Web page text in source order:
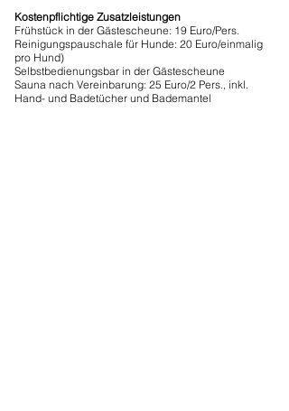
Kostenpflichtige Zusatzleistungen
Frühstück in der Gästescheune: 19 Euro/Pers.
Reinigungspauschale für Hunde: 20 Euro/einmalig
pro Hund)
Selbstbedienungsbar in der Gästescheune
Sauna nach Vereinbarung: 25 Euro/2 Pers., inkl.
Hand- und Badetücher und Bademantel